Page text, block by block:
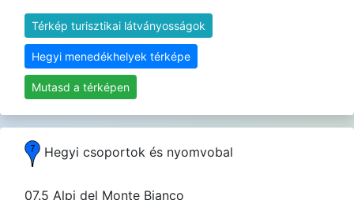
Térkép turisztikai látványosságok
Hegyi menedékhelyek térképe
Mutasd a térképen
Hegyi csoportok és nyomvobal
07.5 Alpi del Monte Bianco